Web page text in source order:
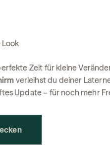
Zeit für kleine
verleihst du deiner
Update – für noch mehr